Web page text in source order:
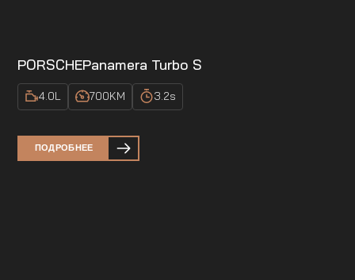
PORSCHEPanamera Turbo S
4.0L 700KM 3.2s
ПОДРОБНЕЕ